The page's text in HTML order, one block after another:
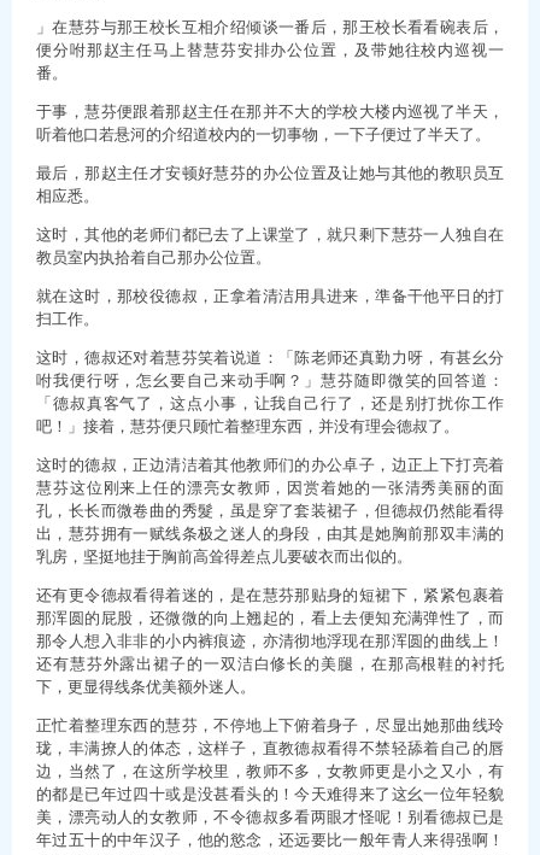
」在慧芬与那王校长互相介绍倾谈一番后，那王校长看看碗表后，
便分咐那赵主任马上替慧芬安排办公位置，及带她往校内巡视一
番。
于事，慧芬便跟着那赵主任在那并不大的学校大楼内巡视了半天，
听着他口若悬河的介绍道校内的一切事物，一下子便过了半天了。
最后，那赵主任才安顿好慧芬的办公位置及让她与其他的教职员互
相应悉。
这时，其他的老师们都已去了上课堂了，就只剩下慧芬一人独自在
教员室内执拾着自己那办公位置。
就在这时，那校役德叔，正拿着清洁用具进来，準备干他平日的打
扫工作。
这时，德叔还对着慧芬笑着说道：「陈老师还真勤力呀，有甚幺分
咐我便行呀，怎幺要自己来动手啊？」慧芬随即微笑的回答道：
「德叔真客气了，这点小事，让我自己行了，还是别打扰你工作
吧！」接着，慧芬便只顾忙着整理东西，并没有理会德叔了。
这时的德叔，正边清洁着其他教师们的办公卓子，边正上下打亮着
慧芬这位刚来上任的漂亮女教师，因赏着她的一张清秀美丽的面
孔，长长而微卷曲的秀髮，虽是穿了套装裙子，但德叔仍然能看得
出，慧芬拥有一赋线条极之迷人的身段，由其是她胸前那双丰满的
乳房，坚挺地挂于胸前高耸得差点儿要破衣而出似的。
还有更令德叔看得着迷的，是在慧芬那贴身的短裙下，紧紧包裹着
那浑圆的屁股，还微微的向上翘起的，看上去便知充满弹性了，而
那令人想入非非的小内裤痕迹，亦清彻地浮现在那浑圆的曲线上！
还有慧芬外露出裙子的一双洁白修长的美腿，在那高根鞋的衬托
下，更显得线条优美额外迷人。
正忙着整理东西的慧芬，不停地上下俯着身子，尽显出她那曲线玲
珑，丰满撩人的体态，这样子，直教德叔看得不禁轻舔着自己的唇
边，当然了，在这所学校里，教师不多，女教师更是小之又小，有
的都是已年过四十或是没甚看头的！今天难得来了这幺一位年轻貌
美，漂亮动人的女教师，不令德叔多看两眼才怪呢！别看德叔已是
年过五十的中年汉子，他的慾念，还远要比一般年青人来得强啊！